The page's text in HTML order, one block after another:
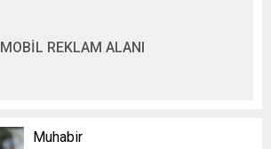
MOBİL REKLAM ALANI
Muhabir